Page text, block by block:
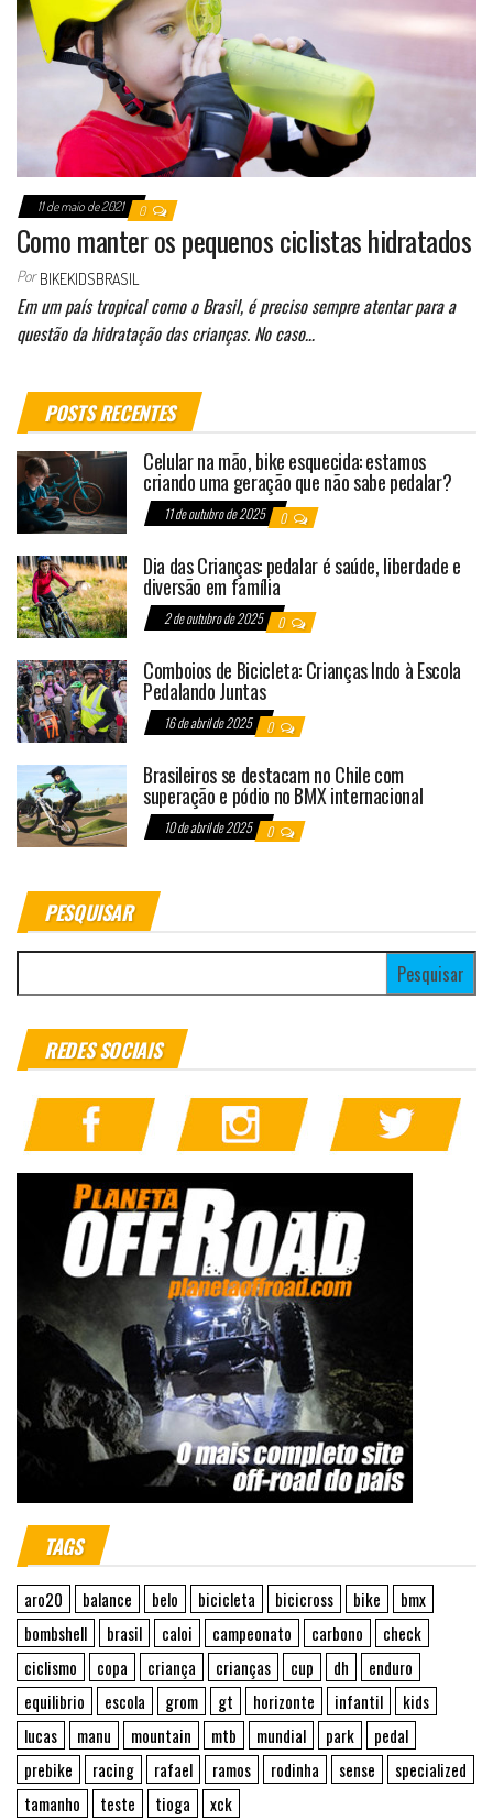
11 de maio de 2021 0
Como manter os pequenos ciclistas hidratados
Por BIKEKIDSBRASIL
Em um país tropical como o Brasil, é preciso sempre atentar para a
questão da hidratação das crianças. No caso…
POSTS RECENTES
Celular na mão, bike esquecida: estamos
criando uma geração que não sabe pedalar?
11 de outubro de 2025 0
Dia das Crianças: pedalar é saúde, liberdade e
diversão em família
2 de outubro de 2025 0
Comboios de Bicicleta: Crianças Indo à Escola
Pedalando Juntas
16 de abril de 2025 0
Brasileiros se destacam no Chile com
superação e pódio no BMX internacional
10 de abril de 2025 0
PESQUISAR
REDES SOCIAIS
TAGS
aro20 balance belo bicicleta bicicross bike
bmx
bombshell
brasil caloi campeonato carbono
check
ciclismo
copa criança crianças cup dh
enduro
equilibrio
escola grom gt horizonte infantil
kids
lucas
manu mountain mtb mundial park
pedal
prebike
racing rafael ramos rodinha sense
specialized
tamanho
teste tioga xck